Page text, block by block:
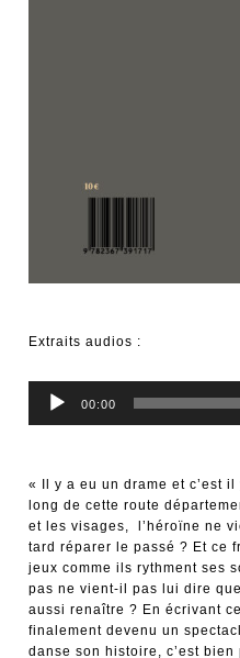
Extraits audios :
Lecteur
audio
00:00
« Il y a eu un drame et c’est
long de cette route
et les visages, l’héroïne ne
tard réparer le passé ? Et ce
jeux comme ils rythment ses
pas ne vient-il pas lui dire
aussi renaître ? En écrivant
finalement devenu un
danse son histoire, c’est